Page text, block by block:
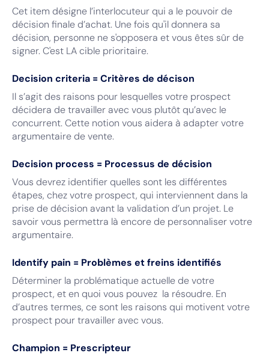
Cet item désigne l’interlocuteur qui a le pouvoir de
décision finale d’achat. Une fois qu'il donnera sa
décision, personne ne s'opposera et vous êtes sûr de
signer. C'est LA cible prioritaire.
Decision criteria = Critères de décison
Il s’agit des raisons pour lesquelles votre prospect
décidera de travailler avec vous plutôt qu’avec le
concurrent. Cette notion vous aidera à adapter votre
argumentaire de vente.
Decision process = Processus de décision
Vous devrez identifier quelles sont les différentes
étapes, chez votre prospect, qui interviennent dans la
prise de décision avant la validation d’un projet. Le
savoir vous permettra là encore de personnaliser votre
argumentaire.
Identify pain = Problèmes et freins identifiés
Déterminer la problématique actuelle de votre
prospect, et en quoi vous pouvez la résoudre. En
d’autres termes, ce sont les raisons qui motivent votre
prospect pour travailler avec vous.
Champion = Prescripteur